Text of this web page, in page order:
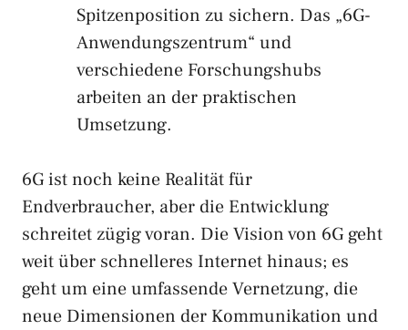
Spitzenposition zu sichern. Das „6G-
Anwendungszentrum“ und
verschiedene Forschungshubs
arbeiten an der praktischen
Umsetzung.
6G ist noch keine Realität für
Endverbraucher, aber die Entwicklung
schreitet zügig voran. Die Vision von 6G geht
weit über schnelleres Internet hinaus; es
geht um eine umfassende Vernetzung, die
neue Dimensionen der Kommunikation und